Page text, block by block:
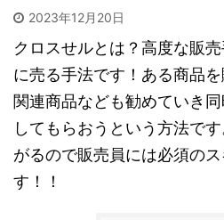
2023年12月20日
クロスせルとは？高度な販
に売る手法です！ある商品
関連商品なども勧めていき
してもらおうという方法で
がるので販売員には必須の
す！！